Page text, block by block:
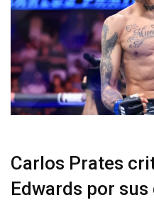
Carlos Prates
Edwards por